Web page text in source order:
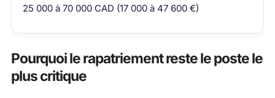
25 000 à 70 000 CAD (17 000 à 47 600 €)
Pourquoi le rapatriement reste le poste le
plus critique